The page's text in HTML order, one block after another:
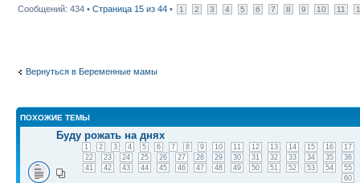
Сообщений: 434 • Страница 15 из 44 • 1 2 3 4 5 6 7 8 9 10 11
Вернуться в Беременные мамы
ПОХОЖИЕ ТЕМЫ
Буду рожать на днях
1 2 3 4 5 6 7 8 9 10 11 12 13 14 15 16
17
22
23 24 25 26 27 28 29 30 31 32 33 34 35
36
41
42 43 44 45 46 47 48 49 50 51 52 53 54
55
60